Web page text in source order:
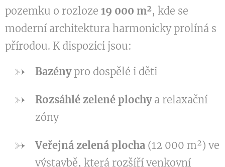
pozemku o rozloze 19 000 m², kde se
moderní architektura harmonicky prolíná s
přírodou. K dispozici jsou:
Bazénypro dospělé i děti
Rozsáhlé zelené plochya relaxační
zóny
Veřejná zelená plocha (12 000 m²) ve
výstavbě, která rozšíří venkovní